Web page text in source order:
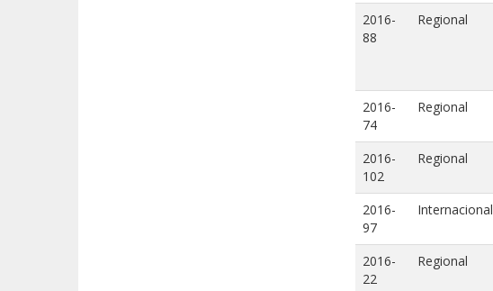
2016-
88
Regional
2016-
74
Regional
2016-
102
Regional
2016-
97
Internacional
2016-
22
Regional